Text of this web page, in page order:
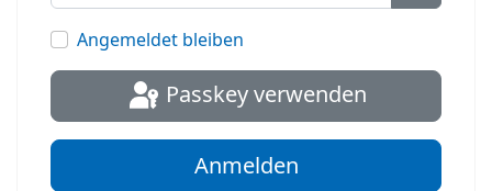
Angemeldet bleiben
Passkey verwenden
Anmelden